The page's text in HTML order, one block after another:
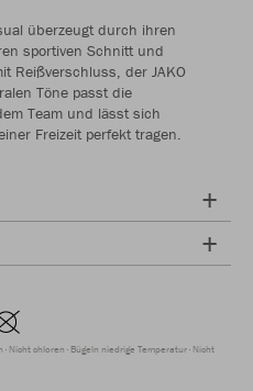
überzeugt durch ihren
sportiven Schnitt und
Reißverschluss, der JAKO
Töne passt die
Team und lässt sich
Freizeit perfekt tragen.
Nicht chloren Bügeln niedrige Temperatur Nicht